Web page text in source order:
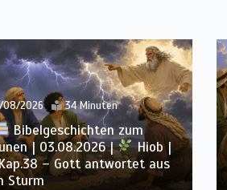
02/08/2026 25 Minuten
Bibelgeschichten zum
Staunen | 02.08.2026 |
Hiob |
Kap.37 – Elihu staunt über
Gottes Stimme im Donner